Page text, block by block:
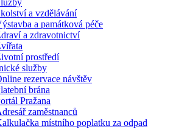
a vzdělávání
a památková péče
a zdravotnictví
prostředí
služby
rezervace návštěv
brána
Pražana
zaměstnanců
místního poplatku za odpad